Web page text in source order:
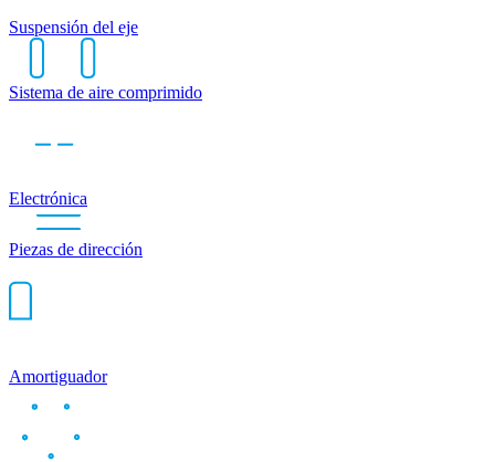
Suspensión del eje
Sistema de aire comprimido
Electrónica
Piezas de dirección
Amortiguador